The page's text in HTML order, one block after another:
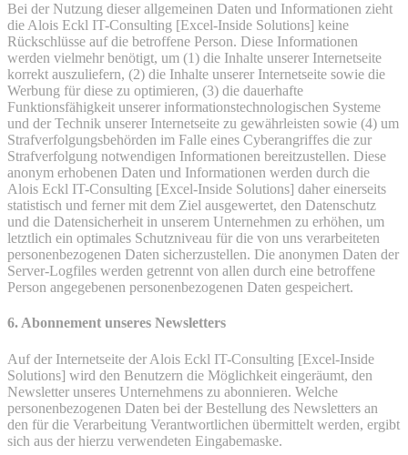
Bei der Nutzung dieser allgemeinen Daten und Informationen zieht
die Alois Eckl IT-Consulting [Excel-Inside Solutions] keine
Rückschlüsse auf die betroffene Person. Diese Informationen
werden vielmehr benötigt, um (1) die Inhalte unserer Internetseite
korrekt auszuliefern, (2) die Inhalte unserer Internetseite sowie die
Werbung für diese zu optimieren, (3) die dauerhafte
Funktionsfähigkeit unserer informationstechnologischen Systeme
und der Technik unserer Internetseite zu gewährleisten sowie (4) um
Strafverfolgungsbehörden im Falle eines Cyberangriffes die zur
Strafverfolgung notwendigen Informationen bereitzustellen. Diese
anonym erhobenen Daten und Informationen werden durch die
Alois Eckl IT-Consulting [Excel-Inside Solutions] daher einerseits
statistisch und ferner mit dem Ziel ausgewertet, den Datenschutz
und die Datensicherheit in unserem Unternehmen zu erhöhen, um
letztlich ein optimales Schutzniveau für die von uns verarbeiteten
personenbezogenen Daten sicherzustellen. Die anonymen Daten der
Server-Logfiles werden getrennt von allen durch eine betroffene
Person angegebenen personenbezogenen Daten gespeichert.
6. Abonnement unseres Newsletters
Auf der Internetseite der Alois Eckl IT-Consulting [Excel-Inside
Solutions] wird den Benutzern die Möglichkeit eingeräumt, den
Newsletter unseres Unternehmens zu abonnieren. Welche
personenbezogenen Daten bei der Bestellung des Newsletters an
den für die Verarbeitung Verantwortlichen übermittelt werden, ergibt
sich aus der hierzu verwendeten Eingabemaske.